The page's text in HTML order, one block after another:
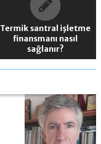
Termik santral işletme
finansmanı nasıl
sağlanır?